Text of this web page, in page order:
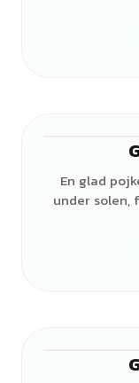
En glad
under solen,